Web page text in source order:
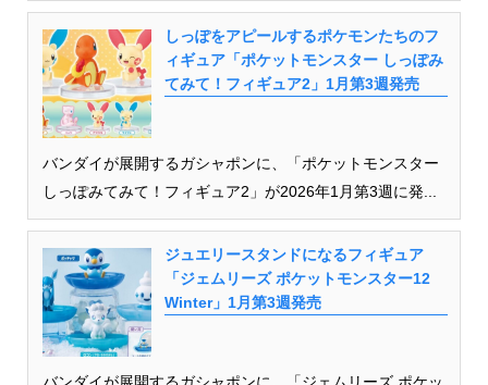
しっぽをアピールするポケモンたちのフ
ィギュア「ポケットモンスター しっぽみ
てみて！フィギュア2」1月第3週発売
バンダイが展開するガシャポンに、「ポケットモンスター
しっぽみてみて！フィギュア2」が2026年1月第3週に発...
ジュエリースタンドになるフィギュア
「ジェムリーズ ポケットモンスター12
Winter」1月第3週発売